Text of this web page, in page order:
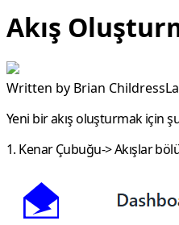
Akış
Written by Brian Childress
Yeni bir akış oluşturmak için
1. Kenar Çubuğu-> Akışlar